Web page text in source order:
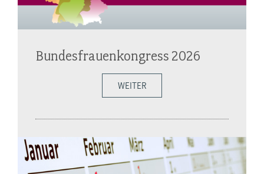
Bundesfrauenkongress 2026
WEITER